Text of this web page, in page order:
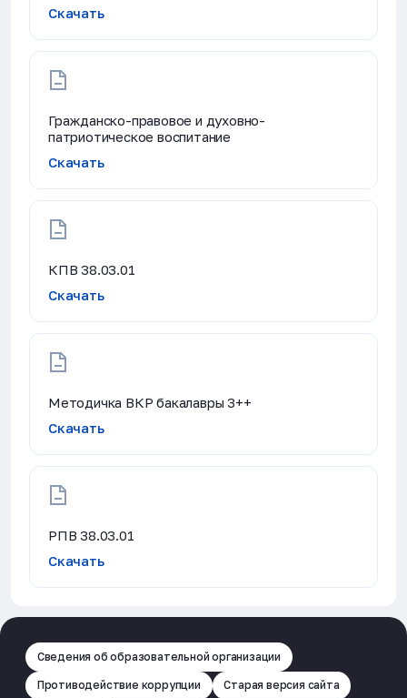
Скачать
Гражданско-правовое и духовно-
патриотическое воспитание
Скачать
КПВ 38.03.01
Скачать
Методичка ВКР бакалавры 3++
Скачать
РПВ 38.03.01
Скачать
Сведения об образовательной организации
Противодействие коррупции Старая версия сайта